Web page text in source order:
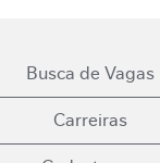
Busca de Vagas
Carreiras